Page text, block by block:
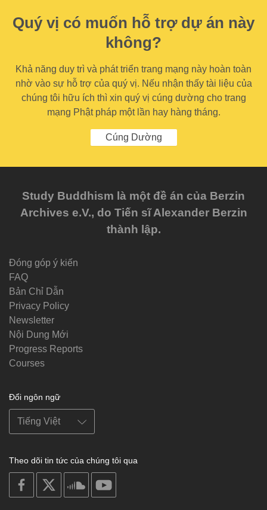
Quý vị có muốn hỗ trợ dự án này
không?
Khả năng duy trì và phát triển trang mạng này hoàn toàn
nhờ vào sự hỗ trợ của quý vị. Nếu nhận thấy tài liệu của
chúng tôi hữu ích thì xin quý vị cúng dường cho trang
mạng Phật pháp một lần hay hàng tháng.
Cúng Dường
Study Buddhism là một đề án của Berzin
Archives e.V., do Tiến sĩ Alexander Berzin
thành lập.
Đóng góp ý kiến
FAQ
Bản Chỉ Dẫn
Privacy Policy
Newsletter
Nội Dung Mới
Progress Reports
Courses
Đổi ngôn ngữ
Theo dõi tin tức của chúng tôi qua
on
facebook
soundcloud